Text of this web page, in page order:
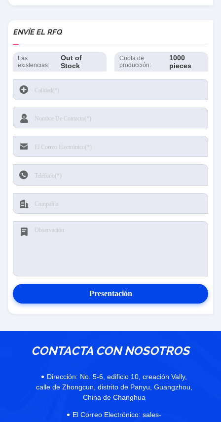
ENVÍE EL RFQ
Las
existencias:
Out of
Stock
Cuota de
producción:
1000
pieces
Presentación
CONTACTA CON NOSOTROS
Dirección: No. 5-6, edificio 10, creación Vally,
calle de Zhongcun, distrito de Panyu, Guangzhou,
China de Changhua
El Correo Electrónico: sales-